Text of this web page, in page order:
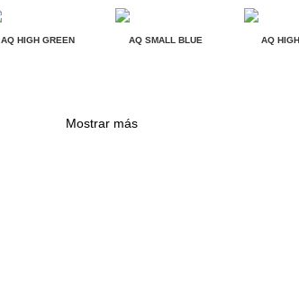
AQ HIGH GREEN AQ SMALL BLUE AQ
Mostrar más